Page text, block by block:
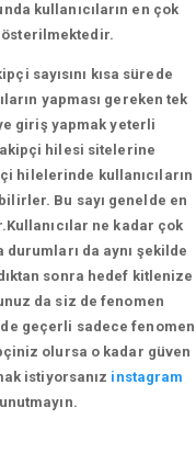
kullanıcıların en çok
sayısını kısa sürede
yapması gereken tek
giriş yapmak yeterli
hilesi sitelerine
hilelerinde kullanıcıların
Bu sayı genelde en
ne kadar çok
da aynı şekilde
sonra hedef kitlenize
da siz de fenomen
geçerli sadece fenomen
olursa o kadar güven
istiyorsanız instagram